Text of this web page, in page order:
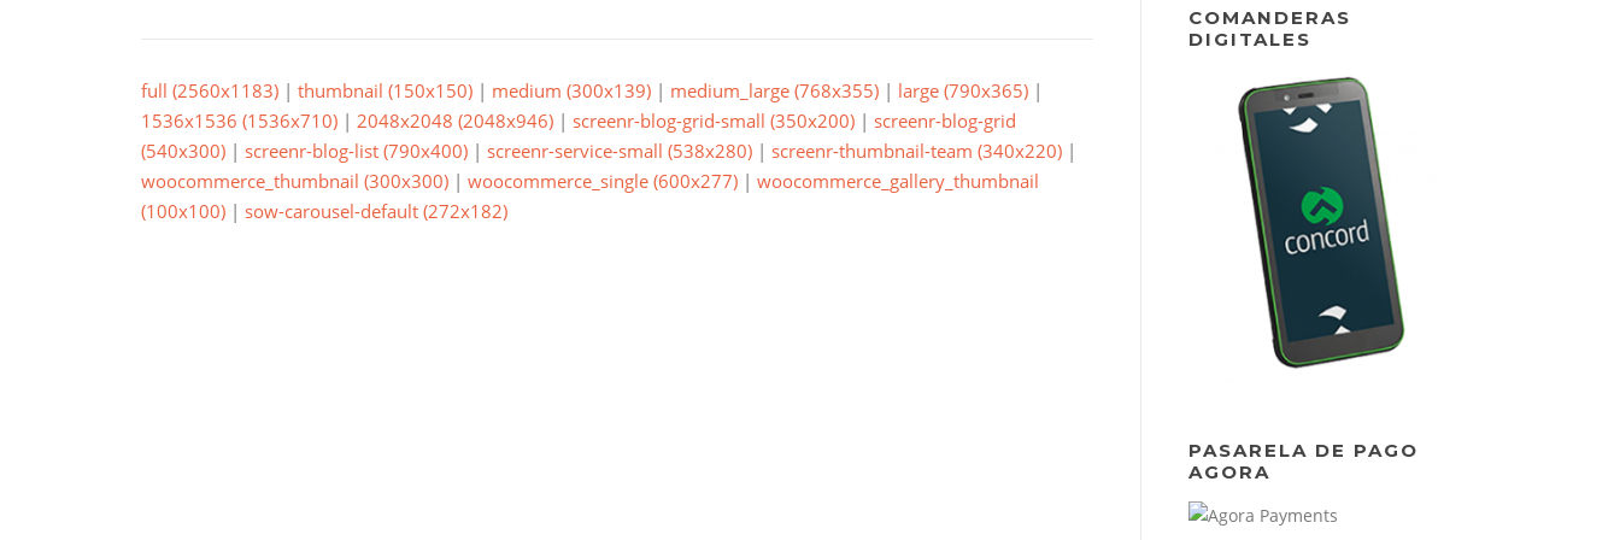
full (2560x1183) | thumbnail (150x150) | medium (300x139) | medium_large (768x355) | large (790x365) |
1536x1536 (1536x710) | 2048x2048 (2048x946) | screenr-blog-grid-small (350x200) | screenr-blog-grid
(540x300) | screenr-blog-list (790x400) | screenr-service-small (538x280) | screenr-thumbnail-team (340x220) |
woocommerce_thumbnail (300x300) | woocommerce_single (600x277) | woocommerce_gallery_thumbnail
(100x100) | sow-carousel-default (272x182)
COMANDERAS
DIGITALES
PASARELA DE PAGO
AGORA